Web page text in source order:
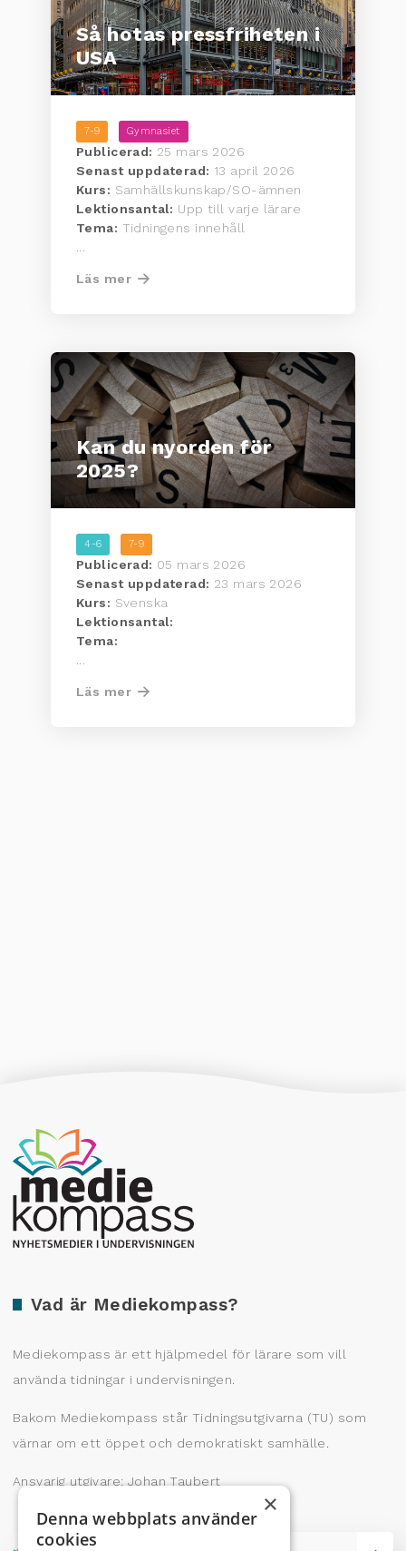
Så hotas pressfriheten i
USA
7-9 Gymnasiet
Publicerad: 25 mars 2026
Senast uppdaterad: 13 april 2026
Kurs: Samhällskunskap/SO-ämnen
Lektionsantal: Upp till varje lärare
Tema: Tidningens innehåll
Läs mer
Kan du nyorden för
2025?
4-6 7-9
Publicerad: 05 mars 2026
Senast uppdaterad: 23 mars 2026
Kurs: Svenska
Lektionsantal:
Tema:
...
Läs mer
Vad är Mediekompass?
Mediekompass är ett hjälpmedel för lärare som vill
använda tidningar i undervisningen.
Bakom Mediekompass står Tidningsutgivarna (TU) som
värnar om ett öppet och demokratiskt samhälle.
Ansvarig utgivare: Johan Taubert
Producerad av Gota Media Brand Studio
×
Denna webbplats använder
cookies